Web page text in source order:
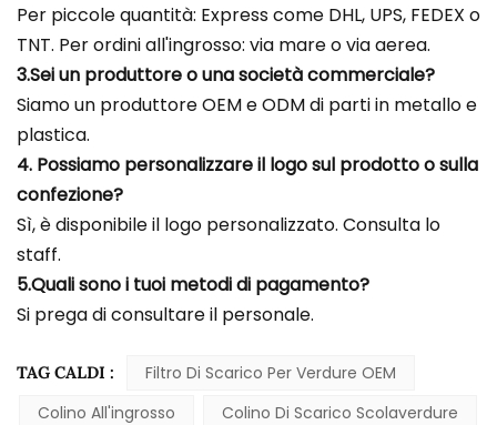
Per piccole quantità: Express come DHL, UPS, FEDEX o
TNT. Per ordini all'ingrosso: via mare o via aerea.
3.Sei un produttore o una società commerciale?
Siamo un produttore OEM e ODM di parti in metallo e
plastica.
4. Possiamo personalizzare il logo sul prodotto o sulla
confezione?
Sì, è disponibile il logo personalizzato. Consulta lo
staff.
5.Quali sono i tuoi metodi di pagamento?
Si prega di consultare il personale.
TAG CALDI :
Filtro Di Scarico Per Verdure OEM
Colino All'ingrosso
Colino Di Scarico Scolaverdure